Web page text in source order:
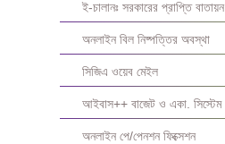
ই-চালানঃ সরকারের প্রাপ্তি বাতায়ন
অনলাইন বিল নিষ্পত্তির অবস্থা
সিজিএ ওয়েব মেইল
আইবাস++ বাজেট ও একা. সিস্টেম
অনলাইন পে/পেনশন ফিক্সেশন